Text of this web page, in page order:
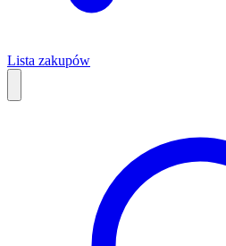
Lista zakupów